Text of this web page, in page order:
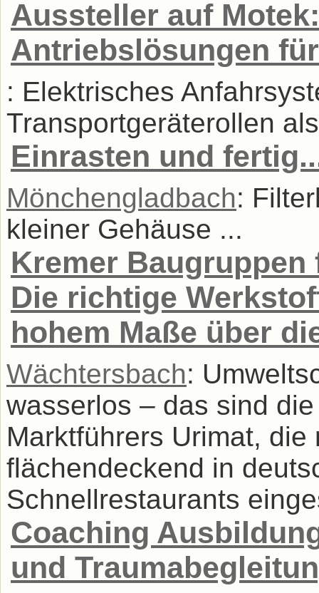
Aussteller auf
Antriebslösungen
: Elektrisches
Transportgeräterollen
Einrasten und
Mönchengladbach:
kleiner Gehäuse ...
Kremer
Die richtige
hohem Maße über
Wächtersbach:
wasserlos – das sind
Marktführers Urimat, die
flächendeckend in
Schnellrestaurants
Coaching
und